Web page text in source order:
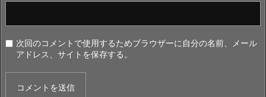
次回のコメントで使用するためブラウザーに自分の名前、メール
アドレス、サイトを保存する。